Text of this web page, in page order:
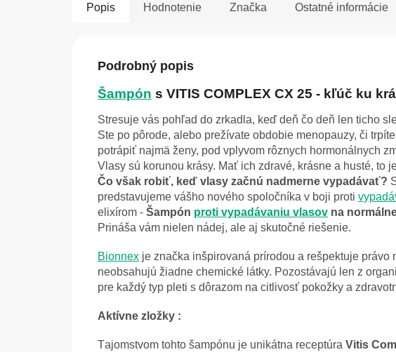
Popis Hodnotenie Značka Ostatné informácie
Podrobný popis
Šampón s VITIS COMPLEX CX 25 - kľúč ku
Stresuje vás pohľad do zrkadla, keď deň čo deň len ticho
Ste po pôrode, alebo prežívate obdobie menopauzy, či
potrápiť najmä ženy, pod vplyvom rôznych hormonálnych
Vlasy sú korunou krásy. Mať ich zdravé, krásne a husté, to
Čo však robiť, keď vlasy začnú nadmerne vypadávať?
predstavujeme vášho nového spoločníka v boji proti
elixírom - Šampón proti vypadávaniu vlasov na
Prináša vám nielen nádej, ale aj skutočné riešenie.
Bionnex je značka inšpirovaná prírodou a rešpektuje
neobsahujú žiadne chemické látky. Pozostávajú len z
pre každý typ pleti s dôrazom na citlivosť pokožky a
Aktívne zložky :
Tajomstvom tohto šampónu je unikátna receptúra Vitis